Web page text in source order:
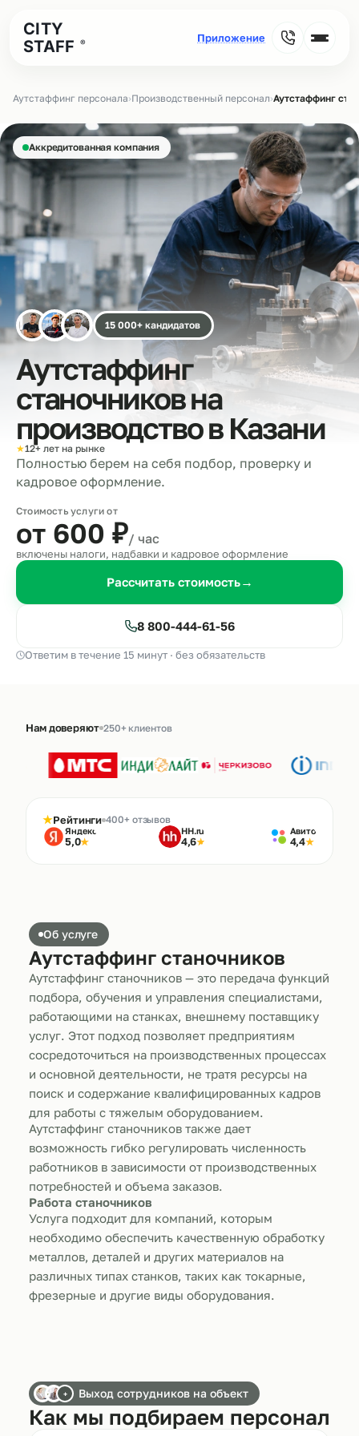
CITY
STAFF
®
Аутстаффинг персонала›Производственный персонал›Аутстаффинг
Аккредитованная компания
15 000+ кандидатов
Аутстаффинг
станочников на
производство в Казани
★12+ лет на рынке
Полностью берем на себя подбор, проверку и
кадровое оформление.
Стоимость услуги от
от 600 ₽/ час
включены налоги, надбавки и кадровое оформление
Рассчитать стоимость→
8 800-444-61-56
Ответим в течение 15 минут · без обязательств
Нам доверяют 250+ клиентов
★Рейтинги 400+ отзывов
Яндекс
5,0★
HH.ru
4,6★
Авито
4,4★
Об услуге
Аутстаффинг станочников
Аутстаффинг станочников — это передача функций
подбора, обучения и управления специалистами,
работающими на станках, внешнему поставщику
услуг. Этот подход позволяет предприятиям
сосредоточиться на производственных процессах
и основной деятельности, не тратя ресурсы на
поиск и содержание квалифицированных кадров
для работы с тяжелым оборудованием.
Аутстаффинг станочников также дает
возможность гибко регулировать численность
работников в зависимости от производственных
потребностей и объема заказов.
Работа станочников
Услуга подходит для компаний, которым
необходимо обеспечить качественную обработку
металлов, деталей и других материалов на
различных типах станков, таких как токарные,
фрезерные и другие виды оборудования.
+ Выход сотрудников на объект
Как мы подбираем персонал